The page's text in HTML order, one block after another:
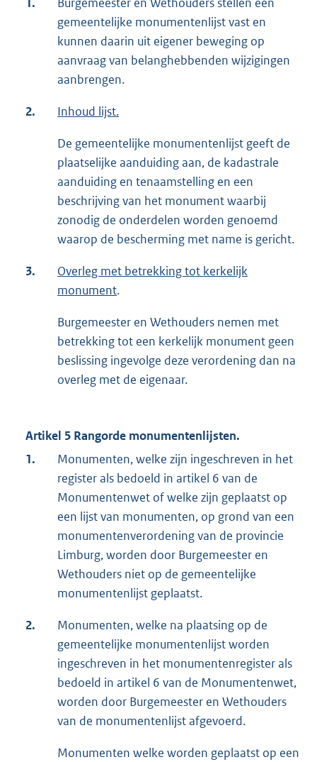
gemeentelijke monumentenlijst vast en
kunnen daarin uit eigener beweging op
aanvraag van belanghebbenden wijzigingen
aanbrengen.
2. Inhoud lijst.
De gemeentelijke monumentenlijst geeft de
plaatselijke aanduiding aan, de kadastrale
aanduiding en tenaamstelling en een
beschrijving van het monument waarbij
zonodig de onderdelen worden genoemd
waarop de bescherming met name is gericht.
3.
Overleg met betrekking tot kerkelijk
monument.
Burgemeester en Wethouders nemen met
betrekking tot een kerkelijk monument geen
beslissing ingevolge deze verordening dan na
overleg met de eigenaar.
Artikel 5 Rangorde monumentenlijsten.
1.
Monumenten, welke zijn ingeschreven in het
register als bedoeld in artikel 6 van de
Monumentenwet of welke zijn geplaatst op
een lijst van monumenten, op grond van een
monumentenverordening van de provincie
Limburg, worden door Burgemeester en
Wethouders niet op de gemeentelijke
monumentenlijst geplaatst.
2.
Monumenten, welke na plaatsing op de
gemeentelijke monumentenlijst worden
ingeschreven in het monumentenregister als
bedoeld in artikel 6 van de Monumentenwet,
worden door Burgemeester en Wethouders
van de monumentenlijst afgevoerd.
Monumenten welke worden geplaatst op een